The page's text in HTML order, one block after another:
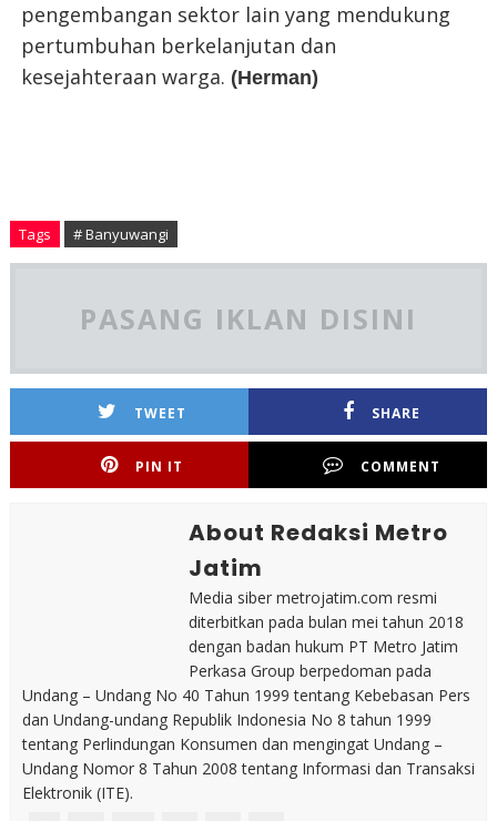
pengembangan sektor lain yang mendukung
pertumbuhan berkelanjutan dan
kesejahteraan warga. (Herman)
Tags # Banyuwangi
PASANG IKLAN DISINI
TWEET SHARE
PIN IT COMMENT
About Redaksi Metro
Jatim
Media siber metrojatim.com resmi
diterbitkan pada bulan mei tahun 2018
dengan badan hukum PT Metro Jatim
Perkasa Group berpedoman pada
Undang – Undang No 40 Tahun 1999 tentang Kebebasan Pers
dan Undang-undang Republik Indonesia No 8 tahun 1999
tentang Perlindungan Konsumen dan mengingat Undang –
Undang Nomor 8 Tahun 2008 tentang Informasi dan Transaksi
Elektronik (ITE).